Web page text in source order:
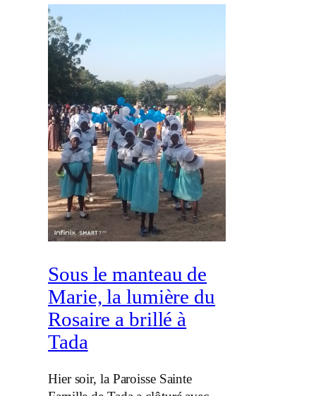
Sous le manteau de
Marie, la lumière du
Rosaire a brillé à
Tada
Hier soir, la Paroisse Sainte